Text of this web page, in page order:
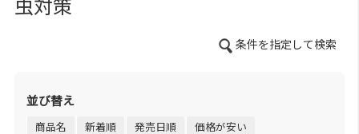
虫対策
条件を指定して検索
並び替え
商品名 新着順 発売日順
価格が安い